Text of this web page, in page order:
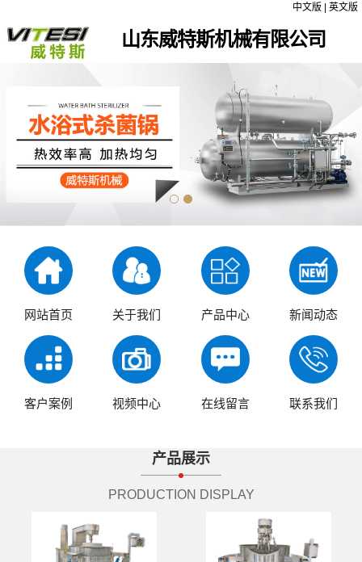
中文版 英文版
山东威特斯机械有限公司
网站首页 关于我们 产品中心 新闻动态
客户案例 视频中心 在线留言 联系我们
产品展示
PRODUCTION DISPLAY